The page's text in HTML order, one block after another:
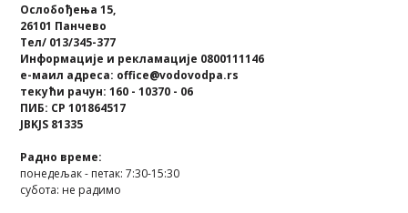
Ослобођења 15,
26101 Панчево
Тел/ 013/345-377
Информације и рекламације 0800111146
е-маил адреса: office@vodovodpa.rs
текући рачун: 160 - 10370 - 06
ПИБ: СР 101864517
JBKJS 81335
Радно време:
понедељак - петак: 7:30-15:30
субота: не радимо